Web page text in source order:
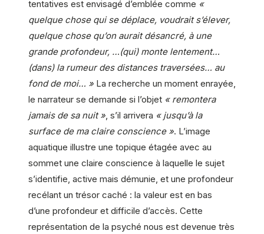
tentatives est envisagé d’emblée comme «
quelque chose qui se déplace, voudrait s’élever,
quelque chose qu’on aurait désancré, à une
grande profondeur, …(qui) monte lentement…
(dans) la rumeur des distances traversées… au
fond de moi… » La recherche un moment enrayée,
le narrateur se demande si l’objet « remontera
jamais de sa nuit », s’il arrivera « jusqu’à la
surface de ma claire conscience ». L’image
aquatique illustre une topique étagée avec au
sommet une claire conscience à laquelle le sujet
s’identifie, active mais démunie, et une profondeur
recélant un trésor caché : la valeur est en bas
d’une profondeur et difficile d’accès. Cette
représentation de la psyché nous est devenue très